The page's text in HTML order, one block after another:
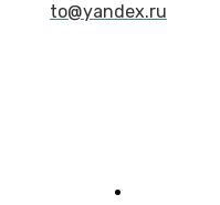
to@yandex.ru